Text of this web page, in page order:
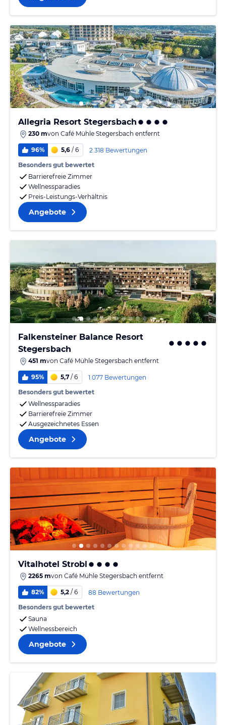
Allegria Resort Stegersbach
230 mvon Café Mühle Stegersbach entfernt
96% 5,6 / 6
2.318 Bewertungen
Besonders gut bewertet
Barrierefreie Zimmer
Wellnessparadies
Preis-Leistungs-Verhältnis
Angebote
Falkensteiner Balance Resort
Stegersbach
451 mvon Café Mühle Stegersbach entfernt
95% 5,7 / 6
1.077 Bewertungen
Besonders gut bewertet
Wellnessparadies
Barrierefreie Zimmer
Ausgezeichnetes Essen
Angebote
Vitalhotel Strobl
2265 mvon Café Mühle Stegersbach entfernt
82% 5,2 / 6
88 Bewertungen
Besonders gut bewertet
Sauna
Wellnessbereich
Angebote